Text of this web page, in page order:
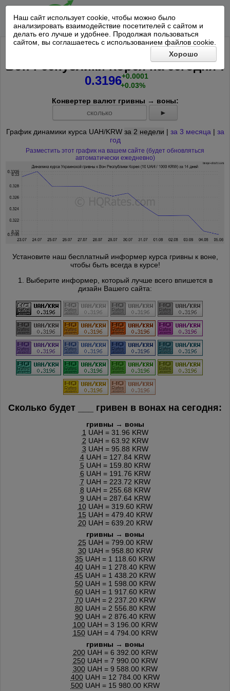
Наш сайт использует cookie, чтобы можно было
анализировать взаимодействие посетителей с сайтом и
делать его лучше и удобнее. Продолжая пользоваться
сайтом, вы соглашаетесь с использованием файлов cookie.
Хорошо
Курс 10 Украинских гривен к 1000
Вон Республики Корея насегодня* :
0.3196+0.0001
+0.03%
Конвертер валют гривны → воны:
►
График динамики курса UAH/KRW за 2 недели | за 3 месяца | за
год
Разместить этот график на вашем сайте (будет обновляться
автоматически ежедневно)
Установите наш бесплатный информер курса гривны к воне,
чтобы быть всегда в курсе!
1. Выберите информер, который лучше всего впишется в
дизайн Вашего сайта:
Сколько будет гривен в вонах на сегодня:
гривны → воны
1 UAH = 31.96 KRW
2 UAH = 63.92 KRW
3 UAH = 95.88 KRW
4UAH = 127.84 KRW
5 UAH = 159.80 KRW
6 UAH = 191.76 KRW
7 UAH = 223.72 KRW
8 UAH = 255.68 KRW
9 UAH = 287.64 KRW
10UAH = 319.60 KRW
15 UAH = 479.40 KRW
20UAH = 639.20 KRW
гривны → воны
25 UAH = 799.00 KRW
30UAH = 958.80 KRW
35 UAH = 1 118.60 KRW
40UAH = 1 278.40 KRW
45 UAH = 1 438.20 KRW
50UAH = 1 598.00 KRW
60UAH = 1 917.60 KRW
70UAH = 2 237.20 KRW
80UAH = 2 556.80 KRW
90UAH = 2 876.40 KRW
100UAH = 3 196.00 KRW
150UAH = 4 794.00 KRW
гривны → воны
200UAH = 6 392.00 KRW
250UAH = 7 990.00 KRW
300UAH = 9 588.00 KRW
400UAH = 12 784.00 KRW
500UAH = 15 980.00 KRW